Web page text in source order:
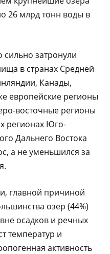
26 млрд тонн воды в
затронули
в странах Средней
Канады,
европейские регионы
восточные регионы
регионах Юго-
Дальнего Востока
а не уменьшился за
главной причиной
озер (44%)
осадков и речных
температур и
активность